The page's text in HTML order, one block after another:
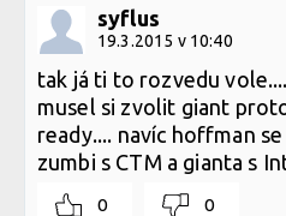
syflus
19.3.2015 v 10:40
tak já ti to rozvedu
musel si zvolit giant
ready.... navíc hoffman
zumbi s CTM a gianta s
0 0